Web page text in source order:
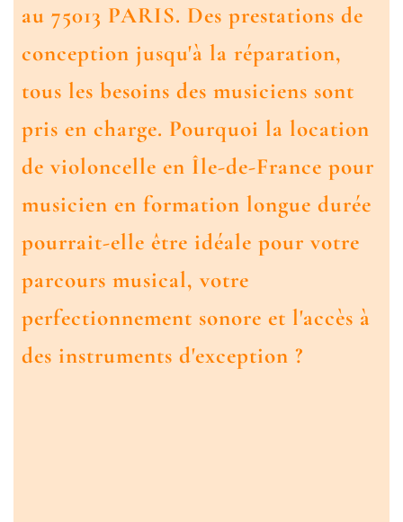
au 75013 PARIS. Des prestations de
conception jusqu'à la réparation,
tous les besoins des musiciens sont
pris en charge. Pourquoi la location
de violoncelle en Île-de-France pour
musicien en formation longue durée
pourrait-elle être idéale pour votre
parcours musical, votre
perfectionnement sonore et l'accès à
des instruments d'exception ?